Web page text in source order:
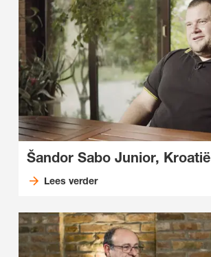
Šandor Sabo Junior, Kroatië
Lees verder